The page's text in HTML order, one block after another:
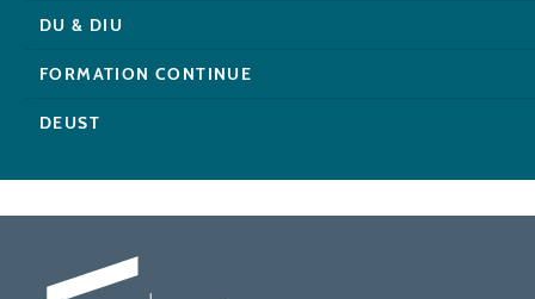
DU & DIU
FORMATION CONTINUE
DEUST